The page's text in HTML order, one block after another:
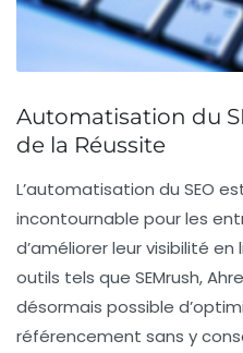
Automatisation du
de la Réussite
L’automatisation du SEO
incontournable pour les
d’améliorer leur visibilité
outils tels que SEMrush,
désormais possible
référencement sans y